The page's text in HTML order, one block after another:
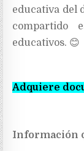
educativa del
compartido
educativos. 😊
Adquiere
Información